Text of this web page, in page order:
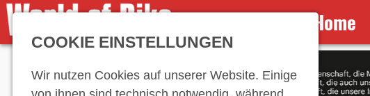
Home
COOKIE EINSTELLUNGEN
Wir nutzen Cookies auf unserer Website. Einige